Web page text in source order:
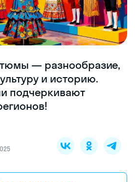
— разнообразие,
и историю.
подчеркивают